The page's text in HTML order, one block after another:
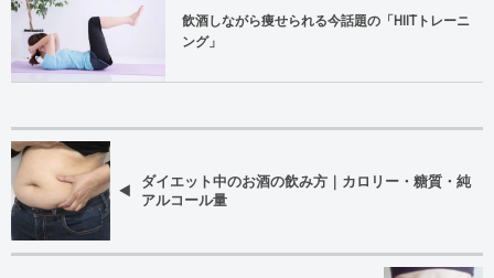
飲酒しながら痩せられる今話題の「HIITトレーニ
ング」
ダイエット中のお酒の飲み方｜カロリー・糖質・純
アルコール量